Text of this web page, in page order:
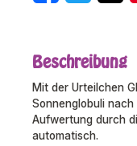
Beschreibung
Mit der Urteilchen
Sonnenglobuli
Aufwertung durch
automatisch.